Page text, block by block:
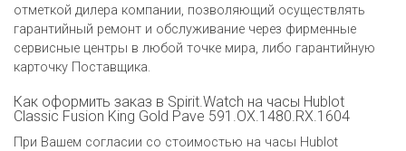
отметкой дилера компании, позволяющий осуществлять
гарантийный ремонт и обслуживание через фирменные
сервисные центры в любой точке мира, либо гарантийную
карточку Поставщика.
Как оформить заказ в Spirit.Watch на часы Hublot
Classic Fusion King Gold Pave 591.OX.1480.RX.1604
При Вашем согласии со стоимостью на часы Hublot